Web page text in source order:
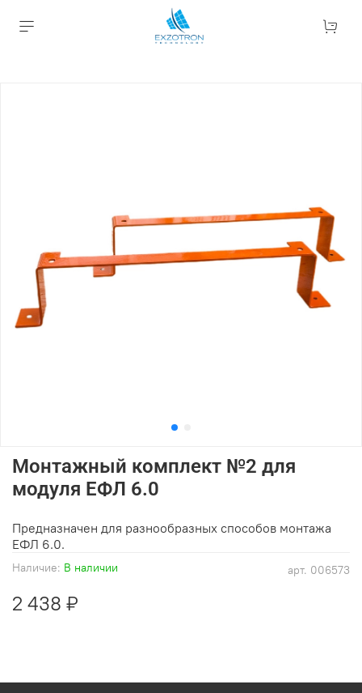
арт. 006573
Наличие: В наличии
Монтажный комплект №2 для
модуля ЕФЛ 6.0
2 438 ₽
Предназначен для разнообразных способов монтажа
ЕФЛ 6.0.